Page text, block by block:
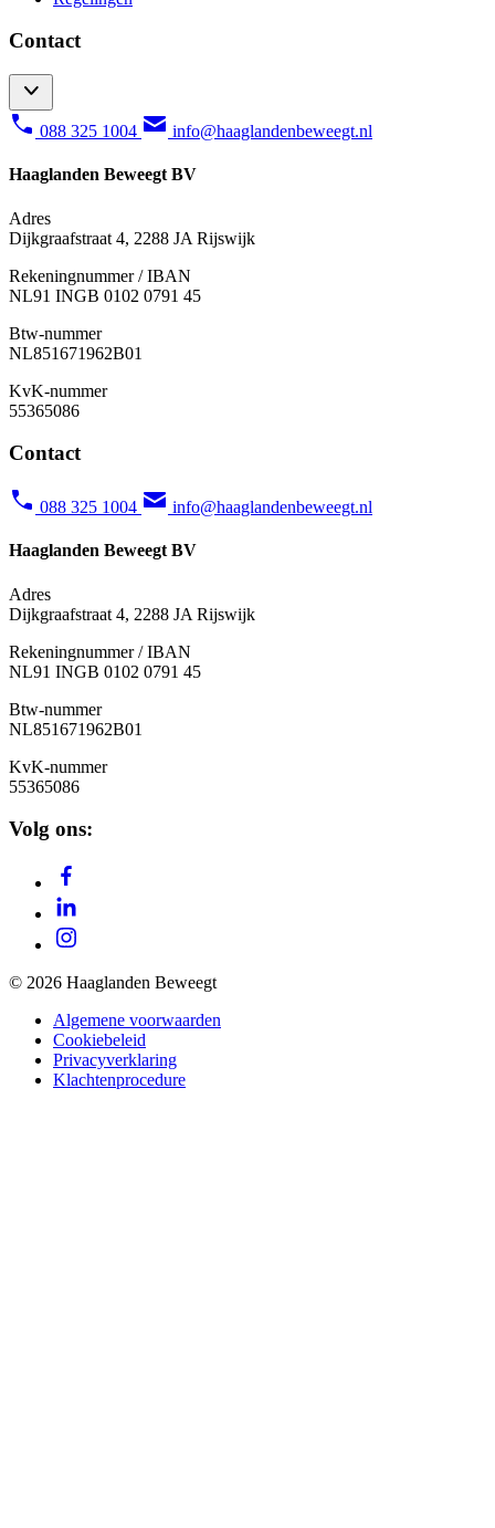
Contact
088 325 1004 info@haaglandenbeweegt.nl
Haaglanden Beweegt BV
Adres
Dijkgraafstraat 4, 2288 JA Rijswijk
Rekeningnummer / IBAN
NL91 INGB 0102 0791 45
Btw-nummer
NL851671962B01
KvK-nummer
55365086
Contact
088 325 1004 info@haaglandenbeweegt.nl
Haaglanden Beweegt BV
Adres
Dijkgraafstraat 4, 2288 JA Rijswijk
Rekeningnummer / IBAN
NL91 INGB 0102 0791 45
Btw-nummer
NL851671962B01
KvK-nummer
55365086
Volg ons:
© 2026 Haaglanden Beweegt
Algemene voorwaarden
Cookiebeleid
Privacyverklaring
Klachtenprocedure